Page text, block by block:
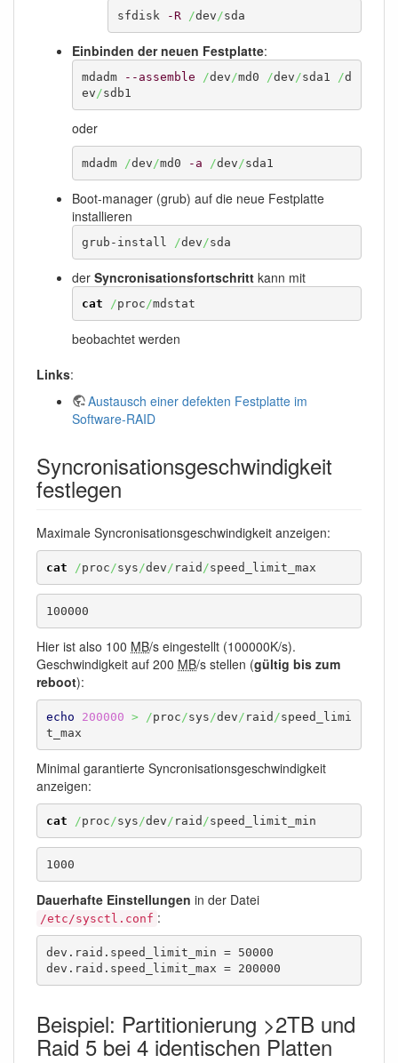
sfdisk -R /dev /sda
Einbinden der neuen Festplatte:
mdadm --assemble /dev /md0 /dev /sda1 /d
ev /sdb1
oder
mdadm /dev /md0 -a /dev /sda1
Boot-manager (grub) auf die neue Festplatte
installieren
grub-install /dev /sda
der Syncronisationsfortschritt kann mit
cat /proc /mdstat
beobachtet werden
Links:
Austausch einer defekten Festplatte im
Software-RAID
Syncronisationsgeschwindigkeit
festlegen
Maximale Syncronisationsgeschwindigkeit anzeigen:
cat /proc /sys /dev / raid /speed_limit_max
100000
Hier ist also 100 MB/s eingestellt (100000K/s).
Geschwindigkeit auf 200 MB/s stellen (gültig bis zum
reboot):
echo 200000 > /proc /sys /dev / raid /speed_limi
t_max
Minimal garantierte Syncronisationsgeschwindigkeit
anzeigen:
cat /proc /sys /dev / raid /speed_limit_min
1000
Dauerhafte Einstellungen in der Datei
/etc/sysctl.conf :
dev.raid.speed_limit_min = 50000
dev.raid.speed_limit_max = 200000
Beispiel: Partitionierung >2TB und
Raid 5 bei 4 identischen Platten